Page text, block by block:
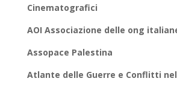
Cinematografici
AOI Associazione delle ong
Assopace Palestina
Atlante delle Guerre e Conflitti